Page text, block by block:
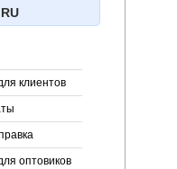
клиентов
оптовиков